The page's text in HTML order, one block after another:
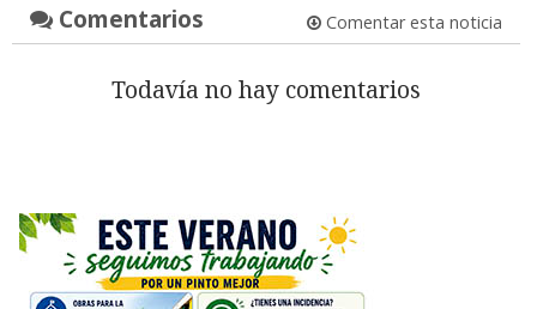
Comentarios Comentar esta noticia
Todavía no hay comentarios